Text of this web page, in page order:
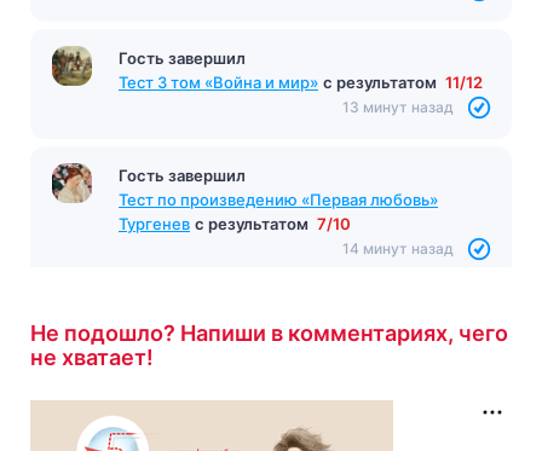
Гость завершил
с результатом 11/12
Гость завершил
Тест по произведению «Первая любовь»
7/10
Не подошло? Напиши в комментариях, чего
не хватает!